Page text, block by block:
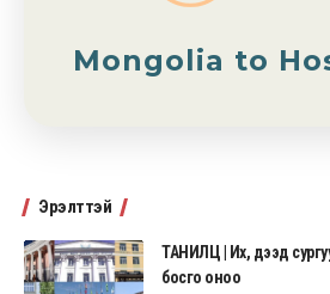
Mongolia to
Эрэлттэй
ТАНИЛЦ | Их, дээд
босго оноо